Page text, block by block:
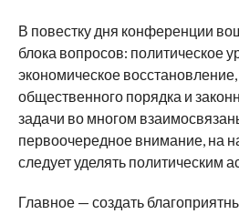
В повестку дня конференции
блока вопросов: политическое
экономическое
общественного порядка и
задачи во многом
первоочередное внимание, на
следует уделять политическим
Главное — создать